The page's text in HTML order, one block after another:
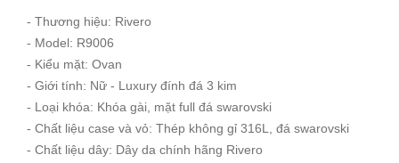
- Thương hiệu: Rivero
- Model: R9006
- Kiểu mặt: Ovan
- Giới tính: Nữ - Luxury đính đá 3 kim
- Loại khóa: Khóa gài, mặt full đá swarovski
- Chất liệu case và vỏ: Thép không gỉ 316L, đá swarovski
- Chất liệu dây: Dây da chính hãng Rivero